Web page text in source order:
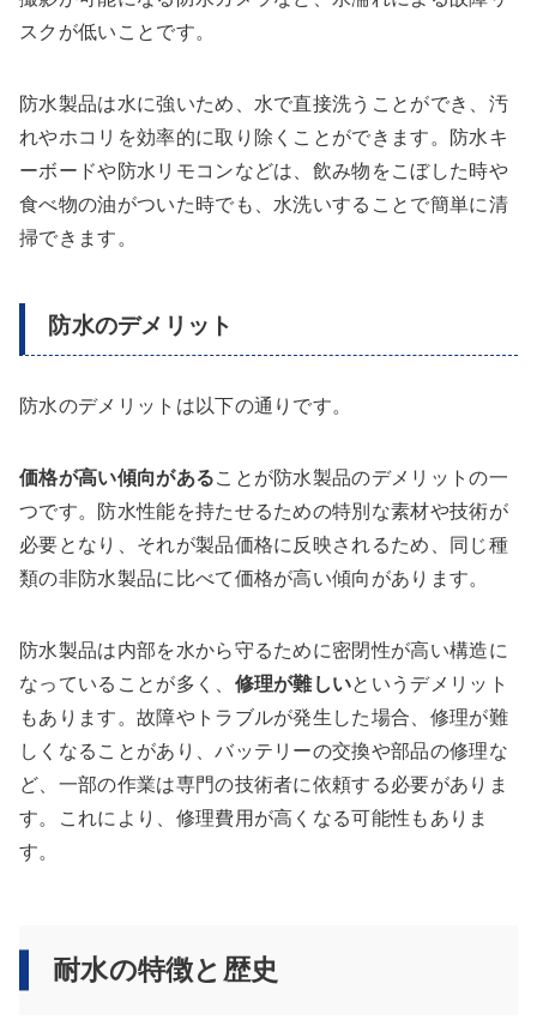
スクが低いことです。
防水製品は水に強いため、水で直接洗うことができ、汚
れやホコリを効率的に取り除くことができます。防水キ
ーボードや防水リモコンなどは、飲み物をこぼした時や
食べ物の油がついた時でも、水洗いすることで簡単に清
掃できます。
防水のデメリット
防水のデメリットは以下の通りです。
価格が高い傾向があることが防水製品のデメリットの一
つです。防水性能を持たせるための特別な素材や技術が
必要となり、それが製品価格に反映されるため、同じ種
類の非防水製品に比べて価格が高い傾向があります。
防水製品は内部を水から守るために密閉性が高い構造に
なっていることが多く、 修理が難しいというデメリット
もあります。故障やトラブルが発生した場合、修理が難
しくなることがあり、バッテリーの交換や部品の修理な
ど、一部の作業は専門の技術者に依頼する必要がありま
す。これにより、修理費用が高くなる可能性もありま
す。
耐水の特徴と歴史